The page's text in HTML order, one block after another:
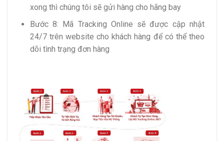
xong thì chúng tôi sẽ gửi hàng cho hãng bay
Bước 8: Mã Tracking Online sẽ được cập nhật
24/7 trên website cho khách hàng để có thể theo
dõi tình trạng đơn hàng